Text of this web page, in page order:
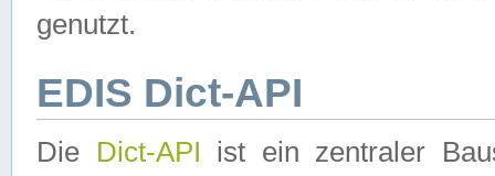
genutzt.
EDIS Dict-API
Die Dict-API ist ein zentraler